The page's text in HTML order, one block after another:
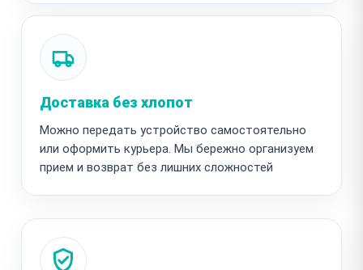
Доставка без хлопот
Можно передать устройство самостоятельно
или оформить курьера. Мы бережно организуем
прием и возврат без лишних сложностей